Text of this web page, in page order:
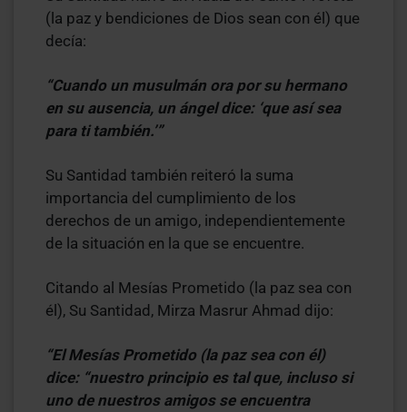
(la paz y bendiciones de Dios sean con él) que
decía:
“Cuando un musulmán ora por su hermano
en su ausencia, un ángel dice: ‘que así sea
para ti también.’”
Su Santidad también reiteró la suma
importancia del cumplimiento de los
derechos de un amigo, independientemente
de la situación en la que se encuentre.
Citando al Mesías Prometido (la paz sea con
él), Su Santidad, Mirza Masrur Ahmad dijo:
“El Mesías Prometido (la paz sea con él)
dice: “nuestro principio es tal que, incluso si
uno de nuestros amigos se encuentra